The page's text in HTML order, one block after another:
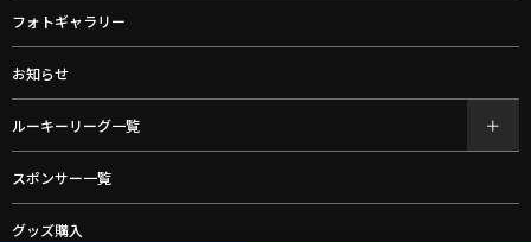
フォトギャラリー
お知らせ
ルーキーリーグ一覧
スポンサー一覧
グッズ購入